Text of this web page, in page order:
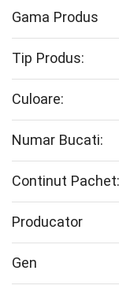
Gama Produs
Tip Produs:
Culoare:
Numar Bucati:
Continut Pachet:
Producator
Gen